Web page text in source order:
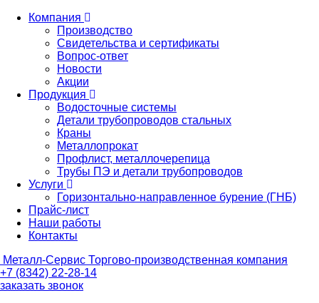
Компания
Производство
Свидетельства и сертификаты
Вопрос-ответ
Новости
Акции
Продукция
Водосточные системы
Детали трубопроводов стальных
Краны
Металлопрокат
Профлист, металлочерепица
Трубы ПЭ и детали трубопроводов
Услуги
Горизонтально-направленное бурение (ГНБ)
Прайс-лист
Наши работы
Контакты
Металл-Сервис Торгово-производственная компания
+7 (8342) 22-28-14
заказать звонок